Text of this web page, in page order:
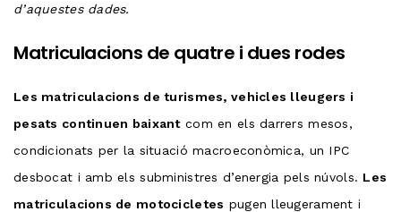
d’aquestes dades.
Matriculacions de quatre i dues rodes
Les matriculacions de turismes, vehicles lleugers i
pesats continuen baixantcom en els darrers mesos,
condicionats per la situació macroeconòmica, un IPC
desbocat i amb els subministres d’energia pels núvols. Les
matriculacions de motocicletes pugen lleugerament i